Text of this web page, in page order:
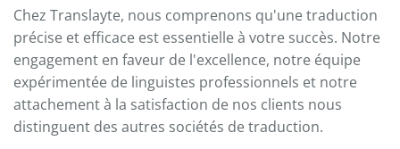
Chez Translayte, nous comprenons qu'une traduction
précise et efficace est essentielle à votre succès. Notre
engagement en faveur de l'excellence, notre équipe
expérimentée de linguistes professionnels et notre
attachement à la satisfaction de nos clients nous
distinguent des autres sociétés de traduction.